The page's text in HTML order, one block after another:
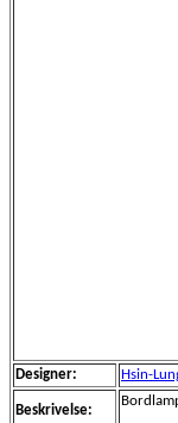
Designer: Hsin-
Beskrivelse: